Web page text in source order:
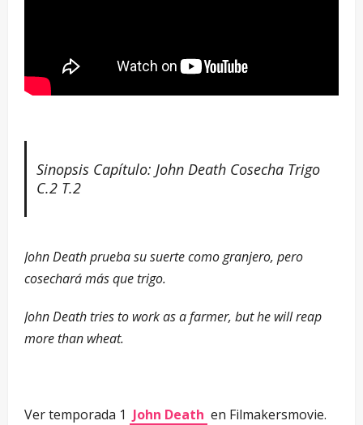
Sinopsis Capítulo: John Death Cosecha Trigo
C.2 T.2
John Death prueba su suerte como granjero, pero
cosechará más que trigo.
John Death tries to work as a farmer, but he will reap
more than wheat.
Ver temporada 1 John Death en Filmakersmovie.